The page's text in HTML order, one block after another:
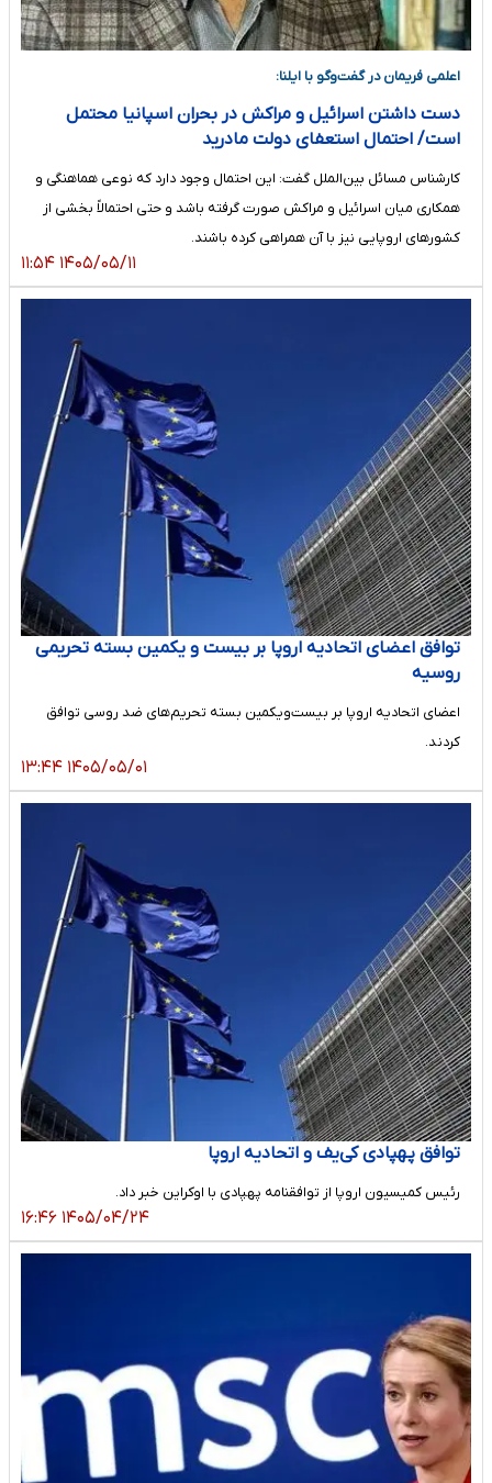
اعلمی فریمان در گفت‌وگو با ایلنا:
دست داشتن اسرائیل و مراکش در بحران اسپانیا محتمل
است/ احتمال استعفای دولت مادرید
کارشناس مسائل بین‌الملل گفت: این احتمال وجود دارد که نوعی هماهنگی و
همکاری میان اسرائیل و مراکش صورت گرفته باشد و حتی احتمالاً بخشی از
کشورهای اروپایی نیز با آن همراهی کرده باشند.
۱۴۰۵/۰۵/۱۱ ۱۱:۵۴
توافق اعضای اتحادیه اروپا بر بیست‌‌ و یکمین بسته تحریمی
روسیه
اعضای اتحادیه اروپا بر بیست‌ویکمین بسته تحریم‌های ضد روسی توافق
کردند.
۱۴۰۵/۰۵/۰۱ ۱۳:۴۴
توافق پهپادی کی‌یف و اتحادیه اروپا
رئیس کمیسیون اروپا از توافقنامه پهپادی با اوکراین خبر داد.
۱۴۰۵/۰۴/۲۴ ۱۶:۴۶